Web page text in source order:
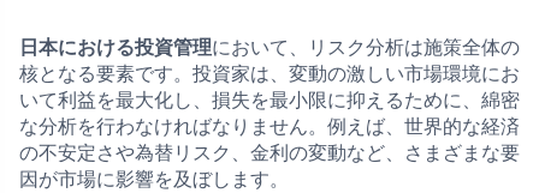
日本における投資管理において、リスク分析は施策全体の
核となる要素です。投資家は、変動の激しい市場環境にお
いて利益を最大化し、損失を最小限に抑えるために、綿密
な分析を行わなければなりません。例えば、世界的な経済
の不安定さや為替リスク、金利の変動など、さまざまな要
因が市場に影響を及ぼします。